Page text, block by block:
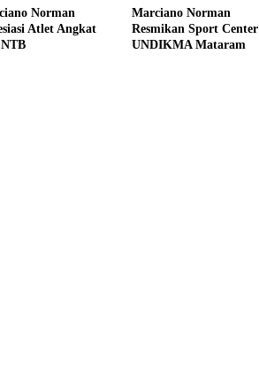
Norman
Atlet Angkat
Marciano Norman
Resmikan Sport Center
UNDIKMA Mataram